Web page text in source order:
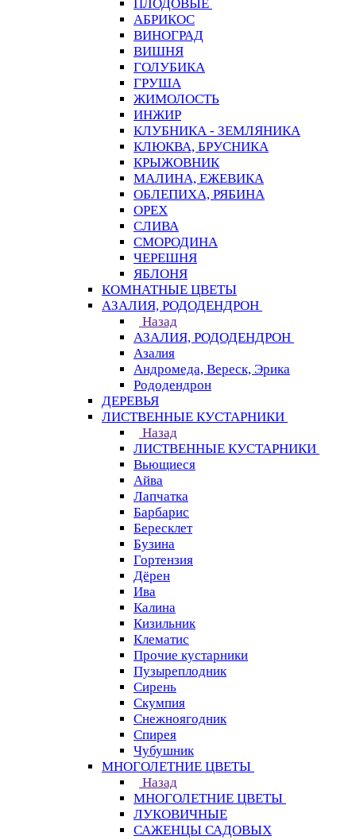
ПЛОДОВЫЕ
АБРИКОС
ВИНОГРАД
ВИШНЯ
ГОЛУБИКА
ГРУША
ЖИМОЛОСТЬ
ИНЖИР
КЛУБНИКА - ЗЕМЛЯНИКА
КЛЮКВА, БРУСНИКА
КРЫЖОВНИК
МАЛИНА, ЕЖЕВИКА
ОБЛЕПИХА, РЯБИНА
ОРЕХ
СЛИВА
СМОРОДИНА
ЧЕРЕШНЯ
ЯБЛОНЯ
КОМНАТНЫЕ ЦВЕТЫ
АЗАЛИЯ, РОДОДЕНДРОН
Назад
АЗАЛИЯ, РОДОДЕНДРОН
Азалия
Андромеда, Вереск, Эрика
Рододендрон
ДЕРЕВЬЯ
ЛИСТВЕННЫЕ КУСТАРНИКИ
Назад
ЛИСТВЕННЫЕ КУСТАРНИКИ
Вьющиеся
Айва
Лапчатка
Барбарис
Бересклет
Бузина
Гортензия
Дёрен
Ива
Калина
Кизильник
Клематис
Прочие кустарники
Пузыреплодник
Сирень
Скумпия
Снежноягодник
Спирея
Чубушник
МНОГОЛЕТНИЕ ЦВЕТЫ
Назад
МНОГОЛЕТНИЕ ЦВЕТЫ
ЛУКОВИЧНЫЕ
САЖЕНЦЫ САДОВЫХ